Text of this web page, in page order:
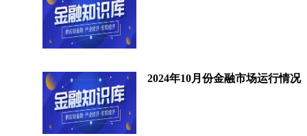
2024年10月份金融市场运行情况